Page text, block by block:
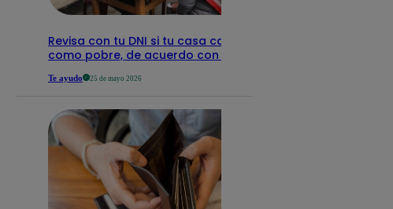
Revisa con tu DNI si tu casa califica
como pobre, de acuerdo con el Sisfoh
Te ayudo 25 de mayo 2026